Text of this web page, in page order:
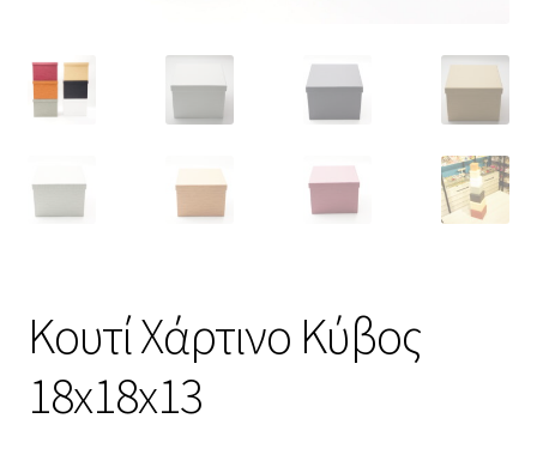
Κουτί Χάρτινο Κύβος
18x18x13